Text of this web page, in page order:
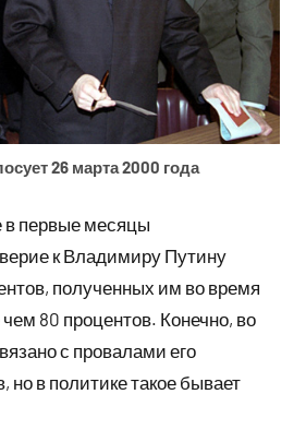
26 марта 2000 года
в первые месяцы
к Владимиру Путину
полученных им во время
80 процентов. Конечно, во
с провалами его
но в политике такое бывает